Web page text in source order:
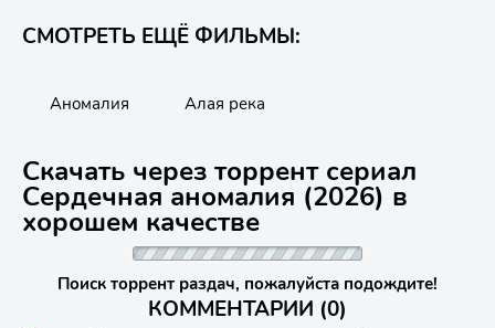
СМОТРЕТЬ ЕЩЁ ФИЛЬМЫ:
Аномалия Алая река
Скачать через торрент сериал
Сердечная аномалия (2026) в
хорошем качестве
Поиск торрент раздач, пожалуйста подождите!
КОММЕНТАРИИ (0)